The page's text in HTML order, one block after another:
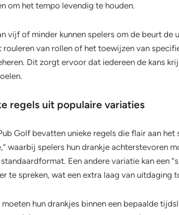
om het tempo levendig te houden.
vijf of minder kunnen spelers om de beurt de
van rollen of het toewijzen van
Dit zorgt ervoor dat iedereen de kans
regels uit populaire variaties
Golf bevatten unieke regels die flair aan het
waarbij spelers hun drankje achterstevoren
Een andere variatie kan een
te spreken, wat een extra laag van uitdaging
moeten hun drankjes binnen een bepaalde